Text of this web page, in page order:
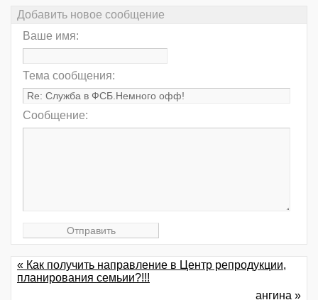
Добавить новое сообщение
Ваше имя:
Тема сообщения:
Сообщение:
« Как получить направление в Центр репродукции,
планирования семьии?!!!
ангина »